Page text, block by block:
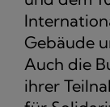
Gebäude
Auch die
ihrer